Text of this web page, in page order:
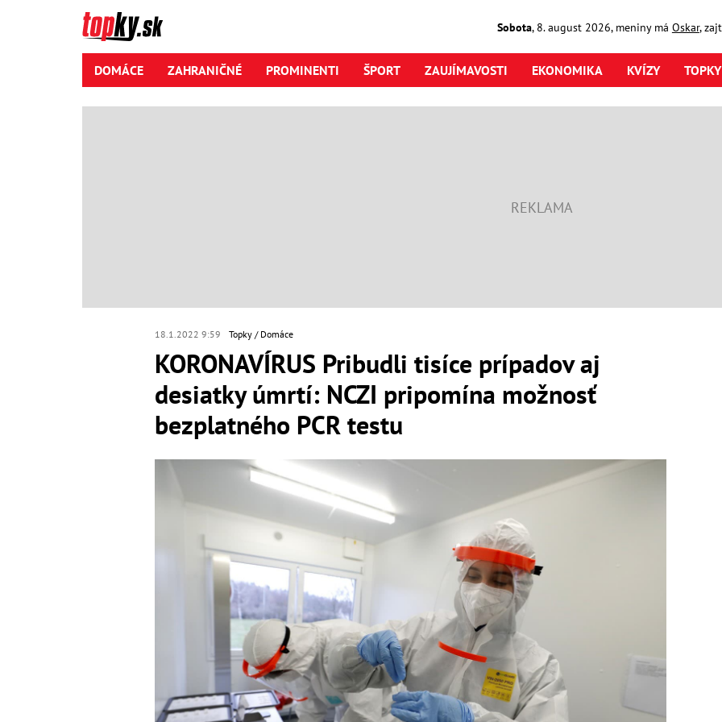
Sobota, 8. august2026, meniny má Oskar,
DOMÁCE ZAHRANIČNÉ PROMINENTI ŠPORT ZAUJÍMAVOSTI EKONOMIKA KVÍZY
18.1.2022 9:59 Topky Domáce
KORONAVÍRUS Pribudli tisíce prípadov aj
desiatky úmrtí: NCZI pripomína možnosť
bezplatného PCR testu